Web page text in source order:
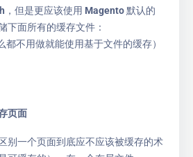
，但是更应该使用 Magento 默认的
下面所有的缓存文件：
都不用做就能使用基于文件的缓存）
页面
别一个页面到底应不应该被缓存的术